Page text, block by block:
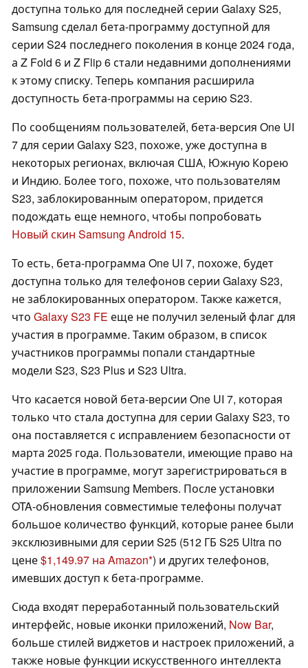
доступна только для последней серии Galaxy S25,
Samsung сделал бета-программу доступной для
серии S24 последнего поколения в конце 2024 года,
а Z Fold 6 и Z Flip 6 стали недавними дополнениями
к этому списку. Теперь компания расширила
доступность бета-программы на серию S23.
По сообщениям пользователей, бета-версия One UI
7 для серии Galaxy S23, похоже, уже доступна в
некоторых регионах, включая США, Южную Корею
и Индию. Более того, похоже, что пользователям
S23, заблокированным оператором, придется
подождать еще немного, чтобы попробовать
Новый скин Samsung Android 15.
То есть, бета-программа One UI 7, похоже, будет
доступна только для телефонов серии Galaxy S23,
не заблокированных оператором. Также кажется,
что Galaxy S23 FE еще не получил зеленый флаг для
участия в программе. Таким образом, в список
участников программы попали стандартные
модели S23, S23 Plus и S23 Ultra.
Что касается новой бета-версии One UI 7, которая
только что стала доступна для серии Galaxy S23, то
она поставляется с исправлением безопасности от
марта 2025 года. Пользователи, имеющие право на
участие в программе, могут зарегистрироваться в
приложении Samsung Members. После установки
OTA-обновления совместимые телефоны получат
большое количество функций, которые ранее были
эксклюзивными для серии S25 (512 ГБ S25 Ultra по
цене$1,149.97 на Amazon ) и других телефонов,
имевших доступ к бета-программе.
Сюда входят переработанный пользовательский
интерфейс, новые иконки приложений, Now Bar,
больше стилей виджетов и настроек приложений, а
также новые функции искусственного интеллекта